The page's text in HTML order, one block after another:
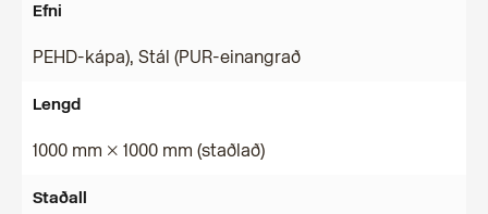
Efni
PEHD-kápa), Stál (PUR-einangrað
Lengd
1000 mm × 1000 mm (staðlað)
Staðall